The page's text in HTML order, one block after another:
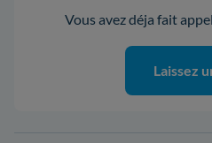
Vous avez déja fait
Laissez